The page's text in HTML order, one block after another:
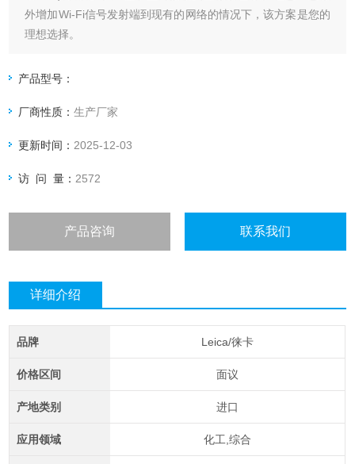
外增加Wi-Fi信号发射端到现有的网络的情况下，该方案是您的
理想选择。
产品型号：
厂商性质：生产厂家
更新时间： 2025-12-03
访 问 量： 2572
产品咨询 联系我们
详细介绍
品牌 Leica/徕卡
价格区间 面议
产地类别 进口
应用领域 化工,综合